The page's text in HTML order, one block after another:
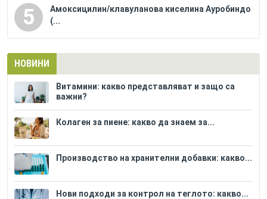
5
Амоксицилин/клавуланова киселина Ауробиндо
(...
НОВИНИ
Витамини: какво представляват и защо са
важни?
Колаген за пиене: какво да знаем за...
Производство на хранителни добавки: какво...
Нови подходи за контрол на теглото: какво...